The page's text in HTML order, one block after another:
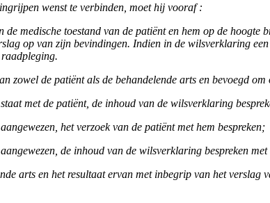
wenst te verbinden, moet hij vooraf :
medische toestand van de patiënt en hem op de
op van zijn bevindingen. Indien in de wilsverklaring
raadpleging.
zowel de patiënt als de behandelende arts en bevoegd
met de patiënt, de inhoud van de wilsverklaring
het verzoek van de patiënt met hem bespreken;
de inhoud van de wilsverklaring bespreken
arts en het resultaat ervan met inbegrip van het verslag